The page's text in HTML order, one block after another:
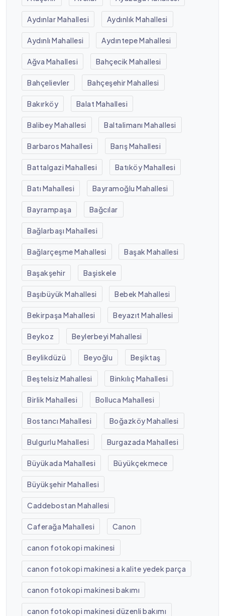
Aydınlar Mahallesi Aydınlık Mahallesi
Aydınlı Mahallesi Aydıntepe Mahallesi
Ağva Mahallesi Bahçecik Mahallesi
Bahçelievler Bahçeşehir Mahallesi
Bakırköy Balat Mahallesi
Balibey Mahallesi Baltalimanı Mahallesi
Barbaros Mahallesi Barış Mahallesi
Battalgazi Mahallesi Batıköy Mahallesi
Batı Mahallesi Bayramoğlu Mahallesi
Bayrampaşa Bağcılar
Bağlarbaşı Mahallesi
Bağlarçeşme Mahallesi Başak Mahallesi
Başakşehir Başiskele
Başıbüyük Mahallesi Bebek Mahallesi
Bekirpaşa Mahallesi Beyazıt Mahallesi
Beykoz Beylerbeyi Mahallesi
Beylikdüzü Beyoğlu Beşiktaş
Beştelsiz Mahallesi Binkılıç Mahallesi
Birlik Mahallesi Bolluca Mahallesi
Bostancı Mahallesi Boğazköy Mahallesi
Bulgurlu Mahallesi Burgazada Mahallesi
Büyükada Mahallesi Büyükçekmece
Büyükşehir Mahallesi
Caddebostan Mahallesi
Caferağa Mahallesi Canon
canon fotokopi makinesi
canon fotokopi makinesi a kalite yedek parça
canon fotokopi makinesi bakımı
canon fotokopi makinesi düzenli bakımı